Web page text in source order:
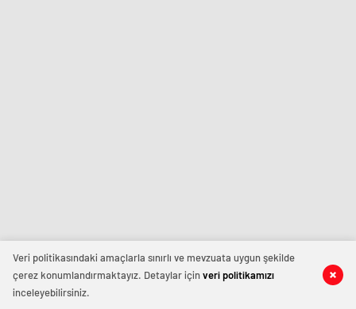
Veri politikasındaki amaçlarla sınırlı ve mevzuata uygun şekilde
çerez konumlandırmaktayız. Detaylar içinveri politikamızı
inceleyebilirsiniz.